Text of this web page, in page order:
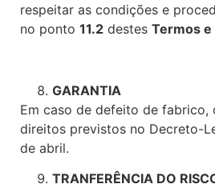
respeitar as condições e
no ponto 11.2 destes Termos
GARANTIA
Em caso de defeito de
direitos previstos no Decreto-
de abril.
TRANFERÊNCIA DO